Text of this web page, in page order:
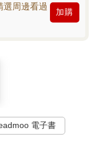
周邊看過
加購
電子書